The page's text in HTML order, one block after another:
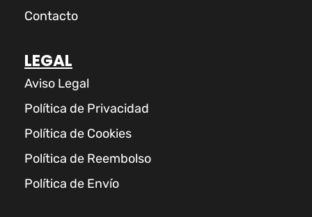
Contacto
LEGAL
Aviso Legal
Política de Privacidad
Política de Cookies
Política de Reembolso
Política de Envío